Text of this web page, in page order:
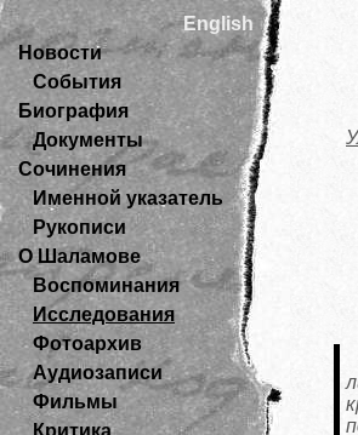
English
Новости
События
Биография
Документы
Сочинения
Именной указатель
Рукописи
О Шаламове
Воспоминания
Исследования
Фотоархив
Аудиозаписи
Фильмы
Критика